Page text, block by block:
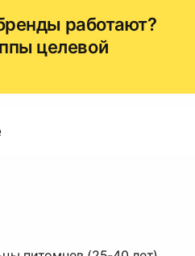
работают?
целевой